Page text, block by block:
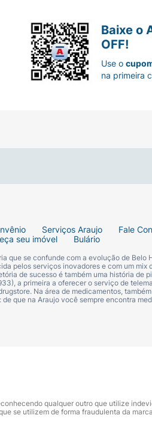
para protegê-la durante o
cabo Fusion5, Proshield e
Serviços Araujo
Fale
seu imóvel Bulário
que se confunde com a evolução de Belo
pelos serviços inovadores e com um mix
de sucesso é também uma história de
a primeira a oferecer o serviço de
Na área de medicamentos,
que na Araujo você sempre encontra
Baixe o
OFF!
Use o
na primeira
qualquer outro que utilize
se utilizem de forma fraudulenta da